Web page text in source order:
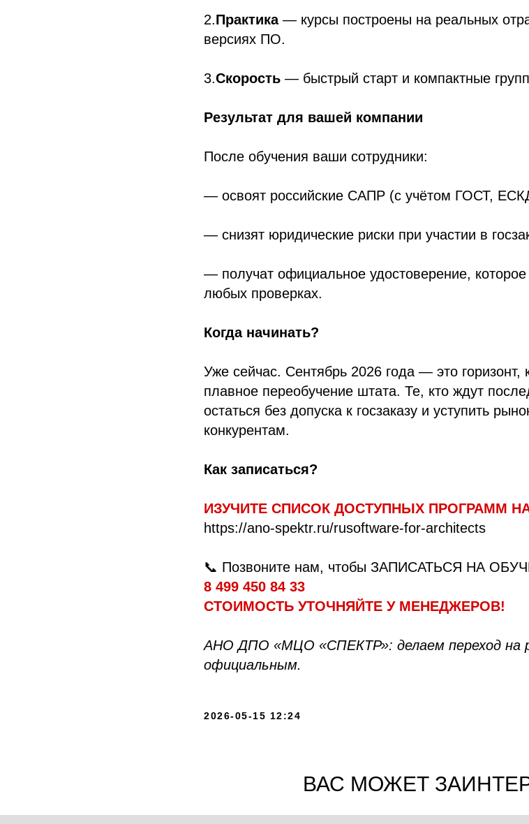
2.Практика— курсы построены на реальных
версиях ПО.
3.Скорость — быстрый старт и компактные
Результат для вашей компании
После обучения ваши сотрудники:
— освоят российские САПР (с учётом ГОСТ,
— снизят юридические риски при участии в
— получат официальное удостоверение,
любых проверках.
Когда начинать?
Уже сейчас. Сентябрь 2026 года — это горизонт,
плавное переобучение штата. Те, кто ждут
остаться без допуска к госзаказу и уступить
конкурентам.
Как записаться?
ИЗУЧИТЕ СПИСОК ДОСТУПНЫХ ПРОГРАММ
https://ano-spektr.ru/rusoftware-for-architects
📞 Позвоните нам, чтобы ЗАПИСАТЬСЯ НА
8 499 450 84 33
СТОИМОСТЬ УТОЧНЯЙТЕ У МЕНЕДЖЕРОВ!
АНО ДПО «МЦО «СПЕКТР»: делаем переход на
официальным.
2026-05-15 12:24
ВАС МОЖЕТ